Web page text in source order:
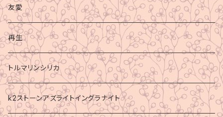
友愛
再生
トルマリンシリカ
k2ストーンアズライトイングラナイト